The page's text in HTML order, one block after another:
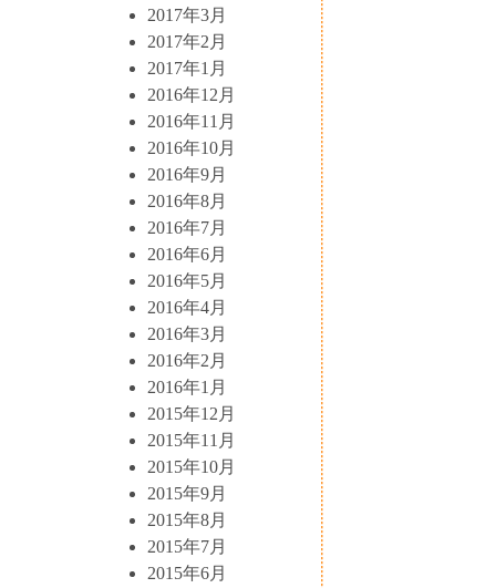
2017年3月
2017年2月
2017年1月
2016年12月
2016年11月
2016年10月
2016年9月
2016年8月
2016年7月
2016年6月
2016年5月
2016年4月
2016年3月
2016年2月
2016年1月
2015年12月
2015年11月
2015年10月
2015年9月
2015年8月
2015年7月
2015年6月